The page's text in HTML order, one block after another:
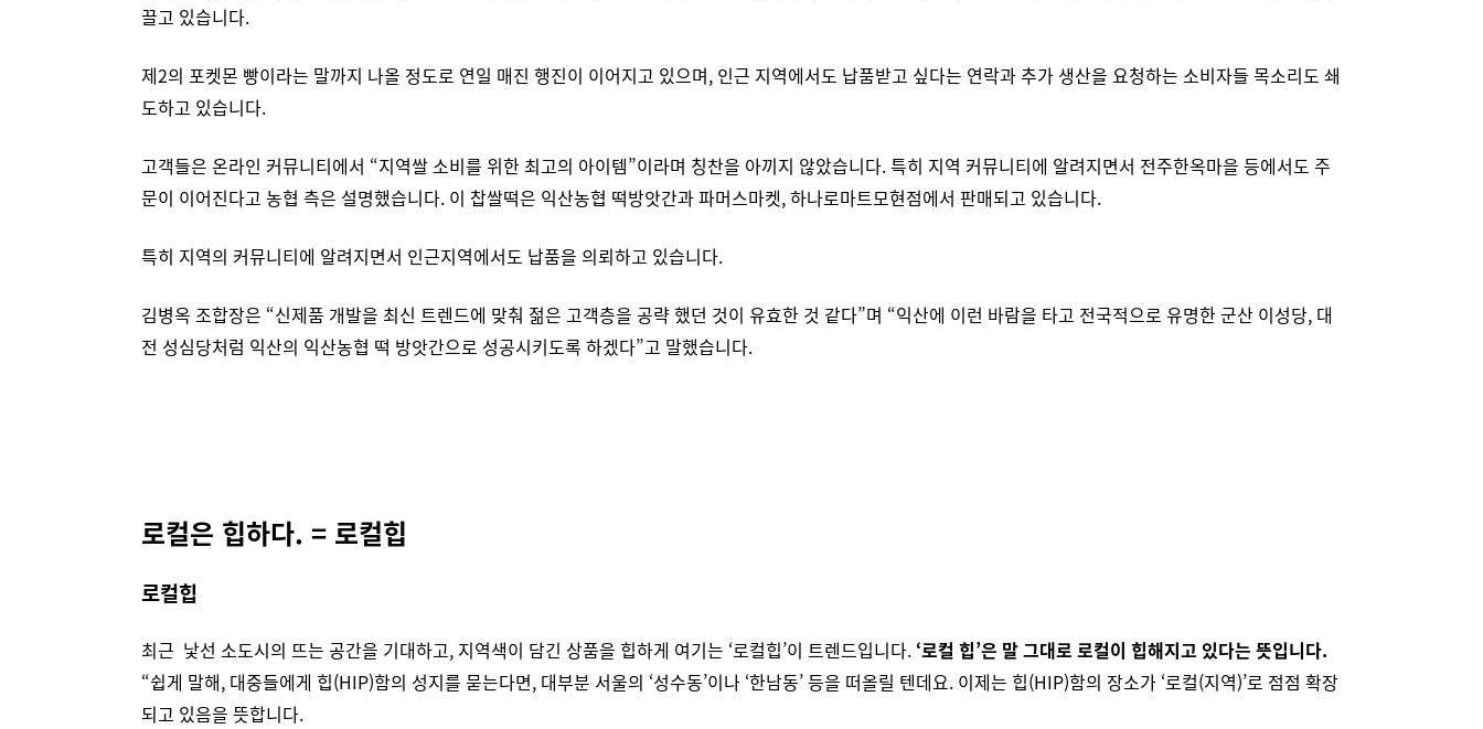
끌고 있습니다.
제2의 포켓몬 빵이라는 말까지 나올 정도로 연일 매진 행진이 이어지고 있으며, 인근 지역에서도 납품받고 싶다는 연락과 추가 생산을 요청하는 소비자들 목소리도 쇄
도하고 있습니다.
고객들은 온라인 커뮤니티에서 “지역쌀 소비를 위한 최고의 아이템”이라며 칭찬을 아끼지 않았습니다.특히 지역 커뮤니티에 알려지면서 전주한옥마을 등에서도 주
문이 이어진다고 농협 측은 설명했습니다. 이 찹쌀떡은 익산농협 떡방앗간과 파머스마켓, 하나로마트모현점에서 판매되고 있습니다.
특히 지역의 커뮤니티에 알려지면서 인근지역에서도 납품을 의뢰하고 있습니다.
김병옥 조합장은 “신제품 개발을 최신 트렌드에 맞춰 젊은 고객층을 공략 했던 것이 유효한 것 같다”며 “익산에 이런 바람을 타고 전국적으로 유명한 군산 이성당, 대
전 성심당처럼 익산의 익산농협 떡 방앗간으로 성공시키도록 하겠다”고 말했습니다.
로컬은 힙하다. = 로컬힙
로컬힙
최근 낯선 소도시의 뜨는 공간을 기대하고, 지역색이 담긴 상품을 힙하게 여기는 ‘로컬힙’이 트렌드입니다. ‘로컬 힙’은 말 그대로 로컬이 힙해지고 있다는 뜻입니다.
“쉽게 말해, 대중들에게 힙(HIP)함의 성지를 묻는다면, 대부분 서울의 ‘성수동’이나 ‘한남동’ 등을 떠올릴 텐데요. 이제는 힙(HIP)함의 장소가 ‘로컬(지역)’로 점점 확장
되고 있음을 뜻합니다.